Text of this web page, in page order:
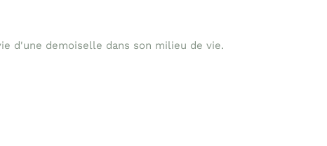
d'une demoiselle dans son milieu de vie.